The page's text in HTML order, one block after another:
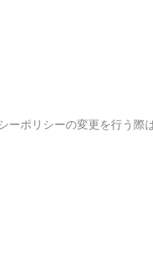
ポリシーの変更を行う際